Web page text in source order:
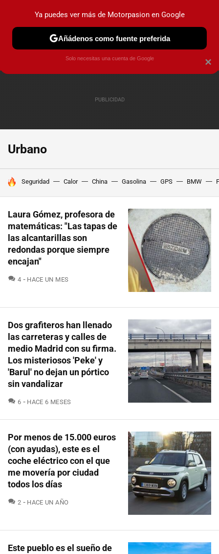
PRUEBAS COCHES ELÉCTRICOS OBSERVATORIO
Urbano
HOY SE HABLA DE
Seguridad Calor China Gasolina GPS BMW
Laura Gómez, profesora de
matemáticas: "Las tapas de
las alcantarillas son
redondas porque siempre
encajan"
4 COMENTARIOS
HACE UN MES
Dos grafiteros han llenado
las carreteras y calles de
medio Madrid con su firma.
Los misteriosos 'Peke' y
'Barul' no dejan un pórtico
sin vandalizar
6 COMENTARIOS
HACE 6 MESES
Por menos de 15.000 euros
(con ayudas), este es el
coche eléctrico con el que
me movería por ciudad
todos los días
2 COMENTARIOS
HACE UN AÑO
Este pueblo es el sueño de
×
Ya puedes ver más de Motorpasion en Google
Añádenos como fuente preferida
Solo necesitas una cuenta de Google